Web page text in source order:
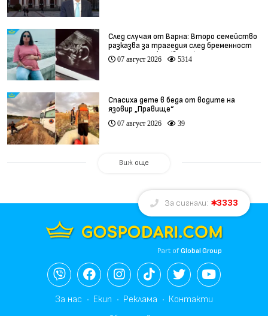
След случая от Варна: Второ семейство
разказва за трагедия след бременност
при същия лекар (видео)
07 август 2026 5314
Спасиха дете в беда от водите на
язовир „Правище“
07 август 2026 39
Виж още
За сигнали: 3333
Part ofGlobal Group
За нас Екип Реклама Контакти